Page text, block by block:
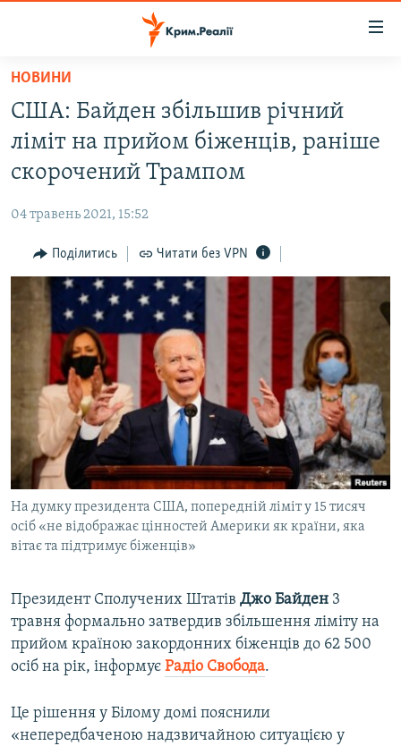
Перейти
основного
матеріалу
до
основної
навігації
Перейти
до
пошуку
ВІДЕО ТА ФОТО
БЛОГИ
ПОГЛЯД
ІНТЕРВ'Ю
ВСЕ ЗА ДЕНЬ
СПЕЦПРОЕКТИ
ДЕПОРТАЦІЯ
ВІДЕОУРОКИ «ELIFBE»
СВІДЧЕННЯ ОКУПАЦІЇ
УКРАЇНСЬКА ПРОБЛЕМА КРИМУ
ІНФОГРАФІКА
ЯК ОБІЙТИ БЛОКУВАННЯ
Русский
Qırımtatar
ДОЛУЧАЙСЯ!
Усі сайти RFE/RL
НОВИНИ
США: Байден збільшив річний
ліміт на прийом біженців, раніше
скорочений Трампом
04 травень 2021, 15:52
Поділитись Читати без VPN
На думку президента США, попередній ліміт у 15 тисяч
осіб «не відображає цінностей Америки як країни, яка
вітає та підтримує біженців»
Президент Сполучених Штатів Джо Байден 3
травня формально затвердив збільшення ліміту на
прийом країною закордонних біженців до 62 500
осіб на рік, інформує Радіо Свобода.
Це рішення у Білому домі пояснили
«непередбаченою надзвичайною ситуацією у